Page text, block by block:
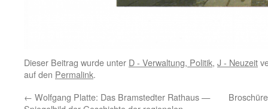
Dieser Beitrag wurde unter D - Verwaltung, Politik, J - Neuzeit
auf den Permalink.
← Wolfgang Platte: Das Bramstedter Rathaus —